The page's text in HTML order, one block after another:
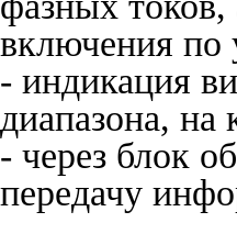
включения по
- индикация
диапазона, на
- через блок
передачу